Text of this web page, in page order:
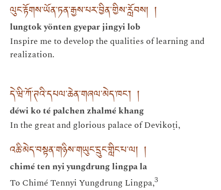
ལུང་རྟོགས་ཡོན་ཏན་རྒྱས་པར་བྱིན་གྱིས་རློབས། །
lungtok yönten gyepar jingyi lob
Inspire me to develop the qualities of learning and
realization.
དེ་ཝི་ཀོ་ཊའི་དཔལ་ཆེན་གཞལ་མེད་ཁང་། །
déwi ko té palchen zhalmé khang
In the great and glorious palace of Devikoṭi,
འཆི་མེད་བསྟན་གཉིས་གཡུང་དྲུང་གླིང་པ་ལ། །
chimé ten nyi yungdrung lingpa la
To Chimé Tennyi Yungdrung Lingpa,3